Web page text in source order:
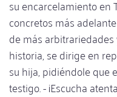
su encarcelamiento en
concretos más
de más
historia, se dirige en
su hija, pidiéndole que
testigo. - ¡Escucha